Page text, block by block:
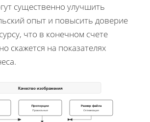
существенно улучшить
опыт и повысить доверие
что в конечном счете
скажется на показателях
Качество изображения
Пропорции
Правильные
Размер файла
Оптимизация